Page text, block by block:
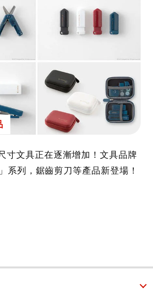
寸文具正在逐漸增加！文具品牌
系列，鋸齒剪刀等產品新登場！